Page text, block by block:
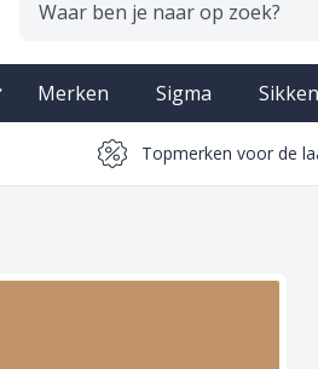
Merken Sigma
Topmerken voor de